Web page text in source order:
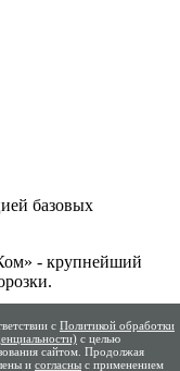
базовых
- крупнейший
с Политикой обработки
с целью
сайтом. Продолжая
и согласны с применением